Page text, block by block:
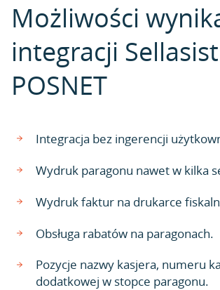
Możliwości
integracji
POSNET
Integracja bez ingerencji
Wydruk paragonu nawet w kilka
Wydruk faktur na drukarce
Obsługa rabatów na paragonach.
Pozycje nazwy kasjera, numeru
dodatkowej w stopce paragonu.